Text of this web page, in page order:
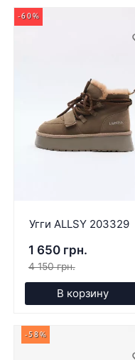
-60%
Угги ALLSY 203329
1 650 грн.
4 150 грн.
В корзину
-58%